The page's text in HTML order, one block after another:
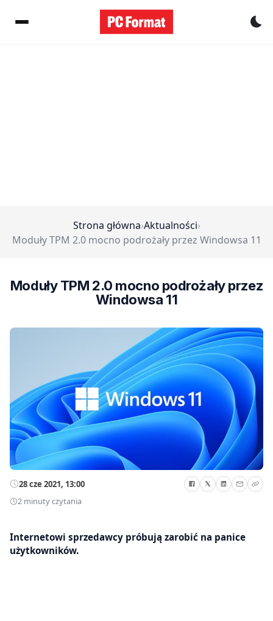
Strona główna›Aktualności›
Moduły TPM 2.0 mocno podrożały przez Windowsa 11
Moduły TPM 2.0 mocno podrożały przez
Windowsa 11
28 cze 2021, 13:00
2 minuty czytania
Internetowi sprzedawcy próbują zarobić na panice
użytkowników.